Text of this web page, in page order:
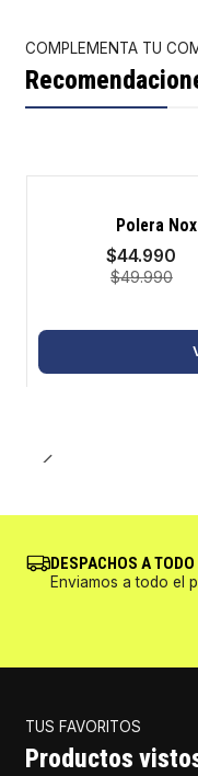
COMPLEMENTA TU
Polera
$44.990
$49.990
DESPACHOS A
Enviamos a todo el
TUS FAVORITOS
Productos